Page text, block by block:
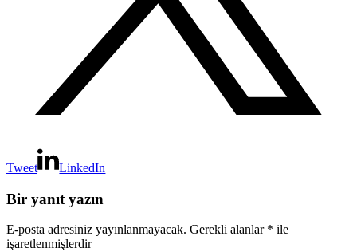
Tweet LinkedIn
Bir yanıt yazın
E-posta adresiniz yayınlanmayacak. Gerekli alanlar * ile
işaretlenmişlerdir